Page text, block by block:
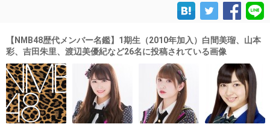
【NMB48歴代メンバー名鑑】1期生（2010年加入）白間美瑠、山本
彩、吉田朱里、渡辺美優紀など26名に投稿されている画像